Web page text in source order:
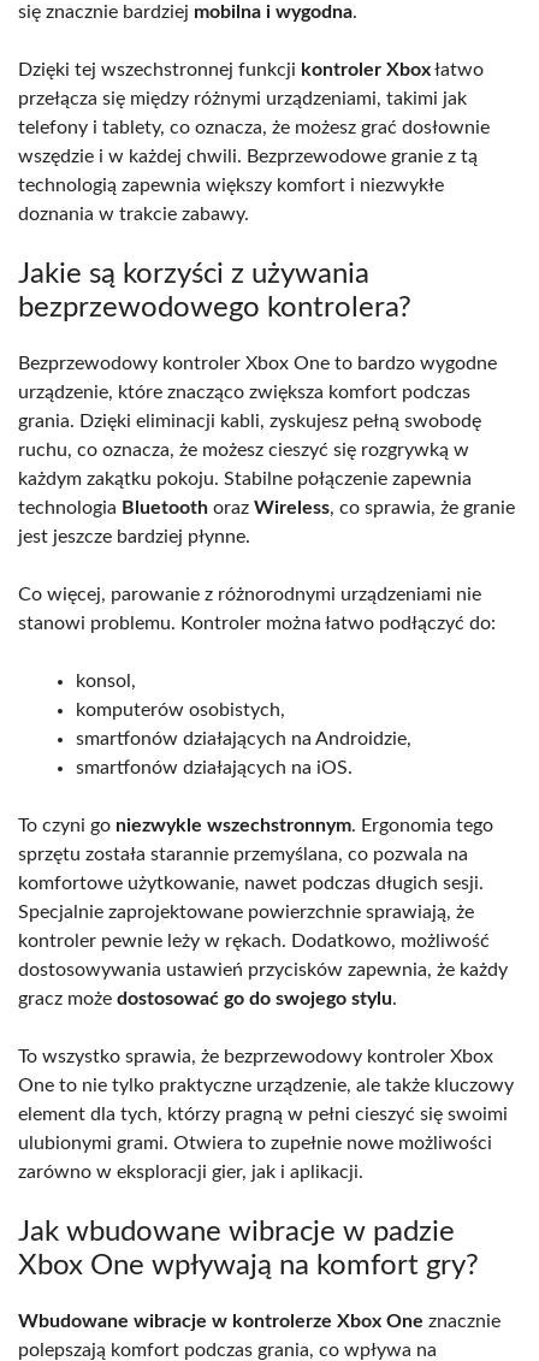
się znacznie bardziej mobilna i wygodna.
Dzięki tej wszechstronnej funkcji kontroler Xboxłatwo
przełącza się między różnymi urządzeniami, takimi jak
telefony i tablety, co oznacza, że możesz grać dosłownie
wszędzie i w każdej chwili. Bezprzewodowe granie z tą
technologią zapewnia większy komfort i niezwykłe
doznania w trakcie zabawy.
Jakie są korzyści z używania
bezprzewodowego kontrolera?
Bezprzewodowy kontroler Xbox One to bardzo wygodne
urządzenie, które znacząco zwiększa komfort podczas
grania. Dzięki eliminacji kabli, zyskujesz pełną swobodę
ruchu, co oznacza, że możesz cieszyć się rozgrywką w
każdym zakątku pokoju. Stabilne połączenie zapewnia
technologia Bluetooth oraz Wireless, co sprawia, że granie
jest jeszcze bardziej płynne.
Co więcej, parowanie z różnorodnymi urządzeniami nie
stanowi problemu. Kontroler można łatwo podłączyć do:
konsol,
komputerów osobistych,
smartfonów działających na Androidzie,
smartfonów działających na iOS.
To czyni go niezwykle wszechstronnym. Ergonomia tego
sprzętu została starannie przemyślana, co pozwala na
komfortowe użytkowanie, nawet podczas długich sesji.
Specjalnie zaprojektowane powierzchnie sprawiają, że
kontroler pewnie leży w rękach. Dodatkowo, możliwość
dostosowywania ustawień przycisków zapewnia, że każdy
gracz może dostosować go do swojego stylu.
To wszystko sprawia, że bezprzewodowy kontroler Xbox
One to nie tylko praktyczne urządzenie, ale także kluczowy
element dla tych, którzy pragną w pełni cieszyć się swoimi
ulubionymi grami. Otwiera to zupełnie nowe możliwości
zarówno w eksploracji gier, jak i aplikacji.
Jak wbudowane wibracje w padzie
Xbox One wpływają na komfort gry?
Wbudowane wibracje w kontrolerze Xbox One znacznie
polepszają komfort podczas grania, co wpływa na